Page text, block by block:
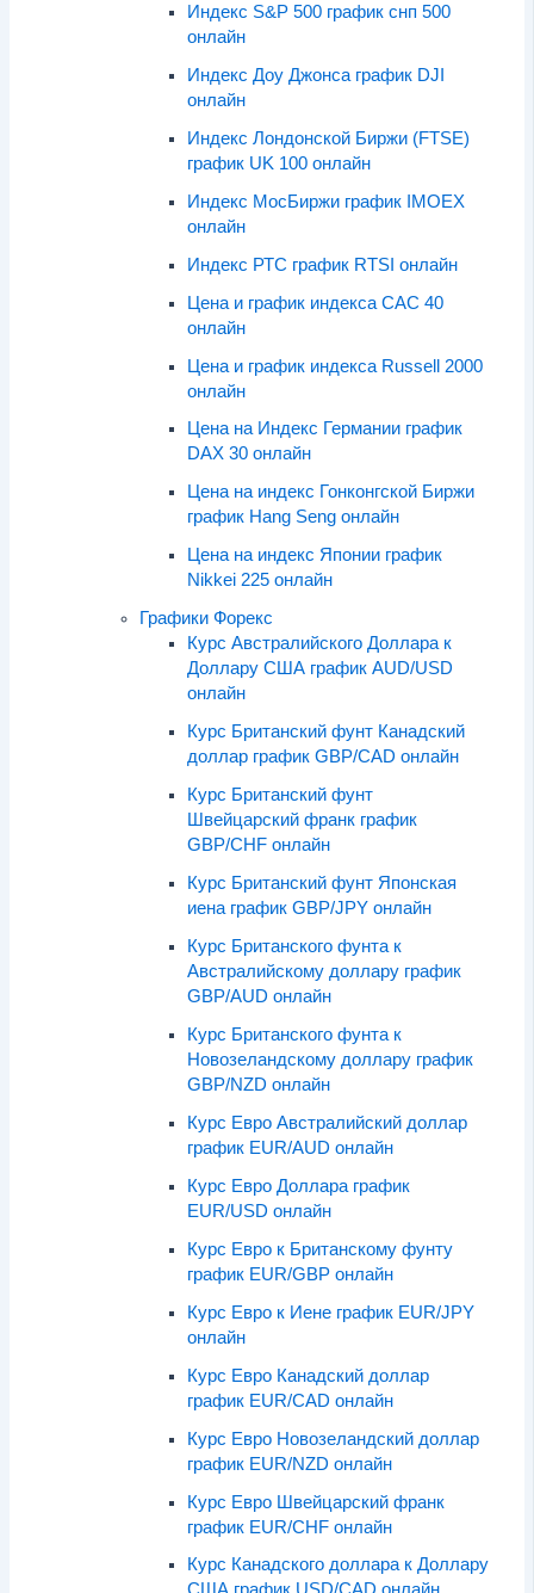
Индекс S&P 500 график снп 500
онлайн
Индекс Доу Джонса график DJI
онлайн
Индекс Лондонской Биржи (FTSE)
график UK 100 онлайн
Индекс МосБиржи график IMOEX
онлайн
Индекс РТС график RTSI онлайн
Цена и график индекса CAC 40
онлайн
Цена и график индекса Russell 2000
онлайн
Цена на Индекс Германии график
DAX 30 онлайн
Цена на индекс Гонконгской Биржи
график Hang Seng онлайн
Цена на индекс Японии график
Nikkei 225 онлайн
Графики Форекс
Курс Австралийского Доллара к
Доллару США график AUD/USD
онлайн
Курс Британский фунт Канадский
доллар график GBP/CAD онлайн
Курс Британский фунт
Швейцарский франк график
GBP/CHF онлайн
Курс Британский фунт Японская
иена график GBP/JPY онлайн
Курс Британского фунта к
Австралийскому доллару график
GBP/AUD онлайн
Курс Британского фунта к
Новозеландскому доллару график
GBP/NZD онлайн
Курс Евро Австралийский доллар
график EUR/AUD онлайн
Курс Евро Доллара график
EUR/USD онлайн
Курс Евро к Британскому фунту
график EUR/GBP онлайн
Курс Евро к Иене график EUR/JPY
онлайн
Курс Евро Канадский доллар
график EUR/CAD онлайн
Курс Евро Новозеландский доллар
график EUR/NZD онлайн
Курс Евро Швейцарский франк
график EUR/CHF онлайн
Курс Канадского доллара к Доллару